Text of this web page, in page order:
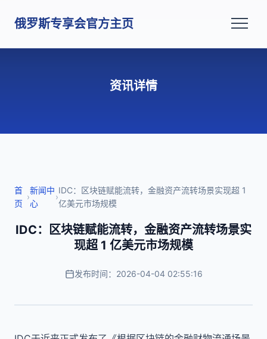
俄罗斯专享会官方主页
资讯详情
首
页
›
新闻中
心
›
IDC：区块链赋能流转，金融资产流转场景实现超 1
亿美元市场规模
IDC：区块链赋能流转，金融资产流转场景实
现超 1 亿美元市场规模
发布时间：2026-04-04 02:55:16